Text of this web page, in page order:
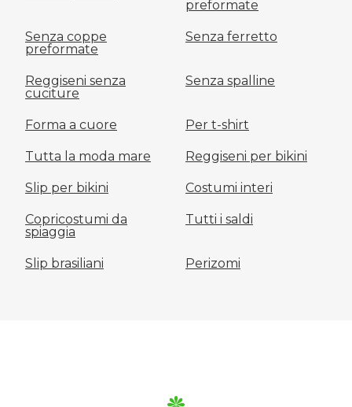
preformate
Senza coppe
preformate
Senza ferretto
Reggiseni senza
cuciture
Senza spalline
Forma a cuore Per t-shirt
Tutta la moda mare Reggiseni per bikini
Slip per bikini Costumi interi
Copricostumi da
spiaggia
Tutti i saldi
Slip brasiliani Perizomi